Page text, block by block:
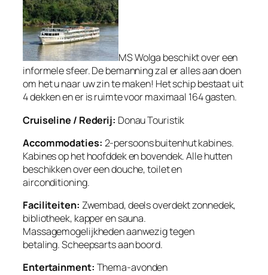
MS Wolga beschikt over een
informele sfeer. De bemanning zal er alles aan doen
om het u naar uw zin te maken! Het schip bestaat uit
4 dekken en er is ruimte voor maximaal 164 gasten.
Cruiseline / Rederij: Donau Touristik
Accommodaties: 2-persoons buitenhut kabines.
Kabines op het hoofddek en bovendek. Alle hutten
beschikken over een douche, toilet en
airconditioning.
Faciliteiten: Zwembad, deels overdekt zonnedek,
bibliotheek, kapper en sauna.
Massagemogelijkheden aanwezig tegen
betaling. Scheepsarts aan boord.
Entertainment: Thema-avonden